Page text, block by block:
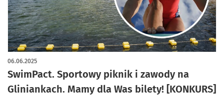
SwimPact. Sportowy piknik i zawody na
Gliniankach. Mamy dla Was bilety! [KONKURS]
06.06.2025